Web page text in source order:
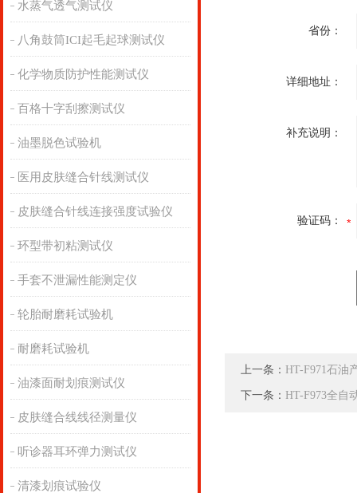
水蒸气透气测试仪
八角鼓筒ICI起毛起球测试仪
化学物质防护性能测试仪
百格十字刮擦测试仪
油墨脱色试验机
医用皮肤缝合针线测试仪
皮肤缝合针线连接强度试验仪
环型带初粘测试仪
手套不泄漏性能测定仪
轮胎耐磨耗试验机
耐磨耗试验机
油漆面耐划痕测试仪
皮肤缝合线线径测量仪
听诊器耳环弹力测试仪
清漆划痕试验仪
省份：
详细地址：
补充说明：
验证码：
上一条： HT-F971石油
下一条： HT-F973全自